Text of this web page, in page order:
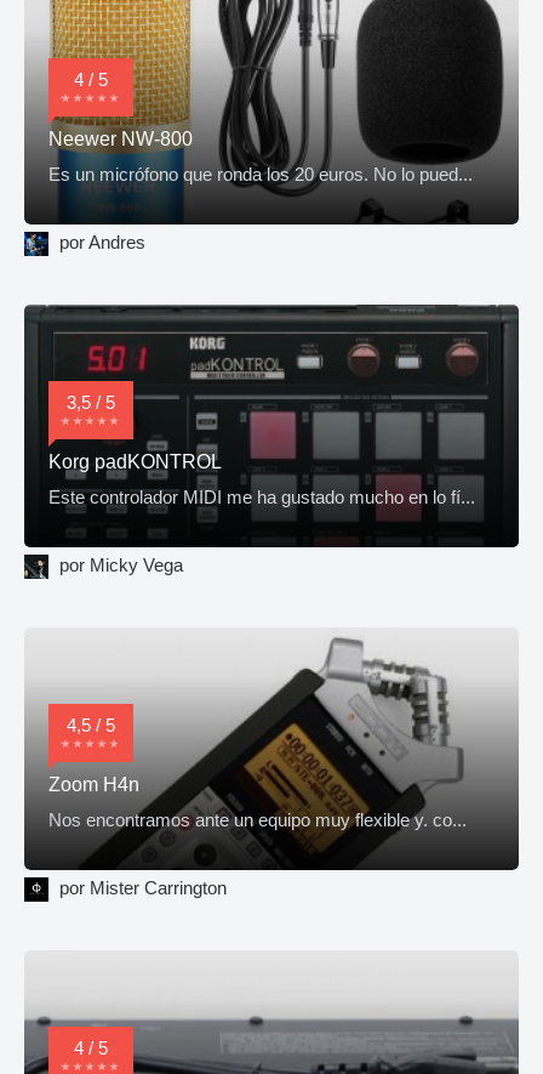
4 / 5
Neewer NW-800
Es un micrófono que ronda los 20 euros. No lo pued...
por Andres
3,5 / 5
Korg padKONTROL
Este controlador MIDI me ha gustado mucho en lo fí...
por Micky Vega
4,5 / 5
Zoom H4n
Nos encontramos ante un equipo muy flexible y. co...
por Mister Carrington
4 / 5